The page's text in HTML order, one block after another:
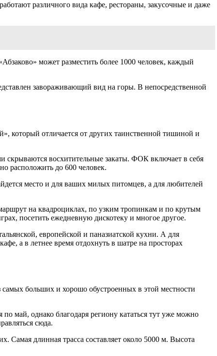
различного вида кафе, рестораны, закусочные и даже
может разместить более 1000 человек, каждый
завораживающий вид на горы. В непосредственной
который отличается от других таинственной тишиной и
скрываются восхитительные закаты. ФОК включает в себя
расположить до 600 человек.
место и для ваших милых питомцев, а для любителей
на квадроциклах, по узким тропинкам и по крутым
посетить ежедневную дискотеку и многое другое.
европейской и паназиатской кухни. А для
а в летнее время отдохнуть в шатре на просторах
больших и хорошо обустроенных в этой местности
май, однако благодаря региону кататься тут уже можно
сюда.
Самая длинная трасса составляет около 5000 м. Высота